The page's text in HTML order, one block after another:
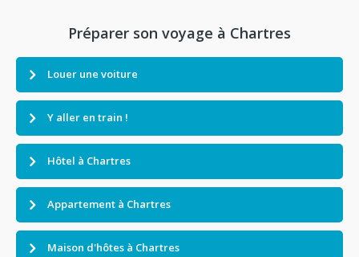
Préparer son voyage à Chartres
Louer une voiture
Y aller en train !
Hôtel à Chartres
Appartement à Chartres
Maison d'hôtes à Chartres